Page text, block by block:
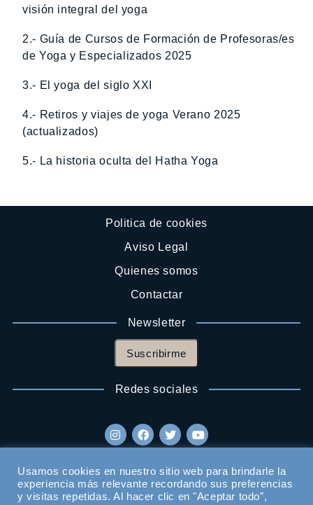
visión integral del yoga
2.- Guía de Cursos de Formación de Profesoras/es
de Yoga y Especializados 2025
3.- El yoga del siglo XXI
4.- Retiros y viajes de yoga Verano 2025
(actualizados)
5.- La historia oculta del Hatha Yoga
Politica de cookies
Aviso Legal
Quienes somos
Contactar
Newsletter
Suscribirme
Redes sociales
Usamos cookies en nuestro sitio web para brindarle la
experiencia más relevante recordando sus preferencias
y visitas repetidas. Al hacer clic en "Aceptar todo",